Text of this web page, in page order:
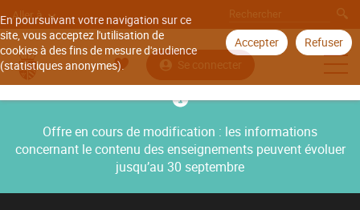
En poursuivant votre navigation sur ce
site, vous acceptez l'utilisation de
cookies à des fins de mesure d'audience
(statistiques anonymes).
Accepter Refuser
Aller à
Se connecter
Offre en cours de modification : les informations
concernant le contenu des enseignements peuvent évoluer
jusqu’au 30 septembre